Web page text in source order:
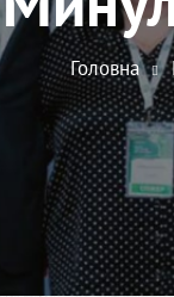
Головна